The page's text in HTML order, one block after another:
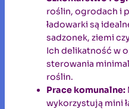
roślin, ogrodach i
ładowarki są
sadzonek, ziemi
Ich delikatność w
sterowania
roślin.
Prace komunalne:
wykorzystują mini